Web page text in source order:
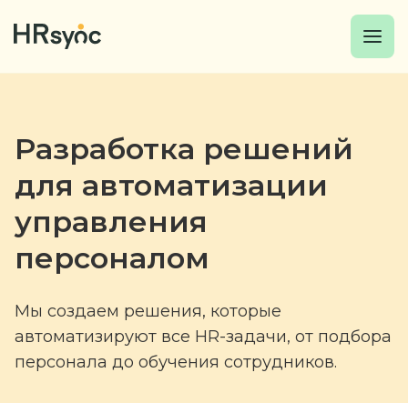
Разработка решений
для автоматизации
управления
персоналом
Мы создаем решения, которые
автоматизируют все HR-задачи, от подбора
персонала до обучения сотрудников.